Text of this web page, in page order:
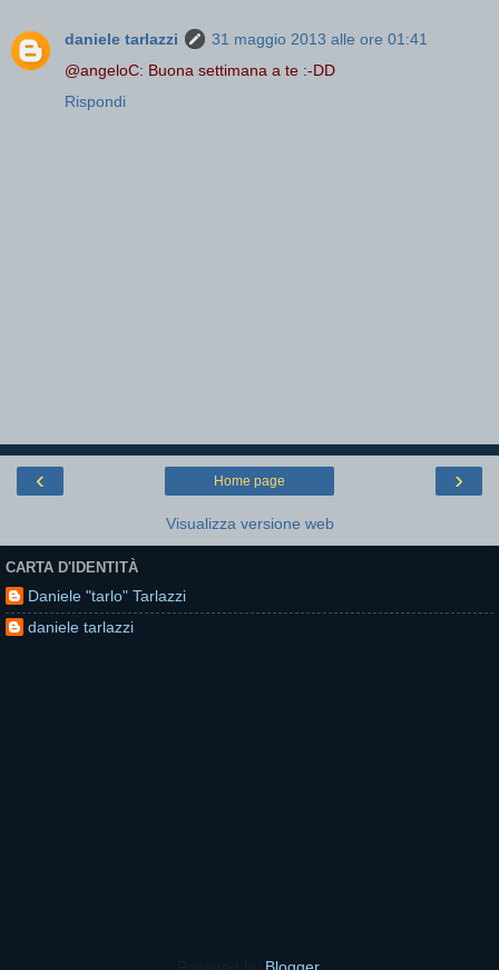
daniele tarlazzi
31 maggio 2013 alle ore 01:41
@angeloC: Buona settimana a te :-DD
Rispondi
‹ ›
Home page
Visualizza versione web
CARTA D'IDENTITÀ
Daniele "tarlo" Tarlazzi
daniele tarlazzi